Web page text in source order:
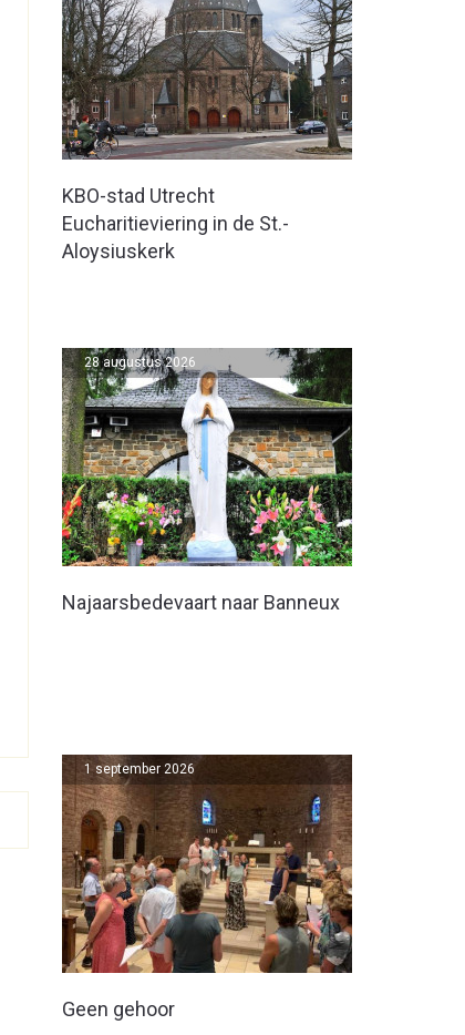
KBO-stad Utrecht
Eucharitieviering in de St.-
Aloysiuskerk
Najaarsbedevaart naar Banneux
28 augustus 2026
Geen gehoor
1 september 2026